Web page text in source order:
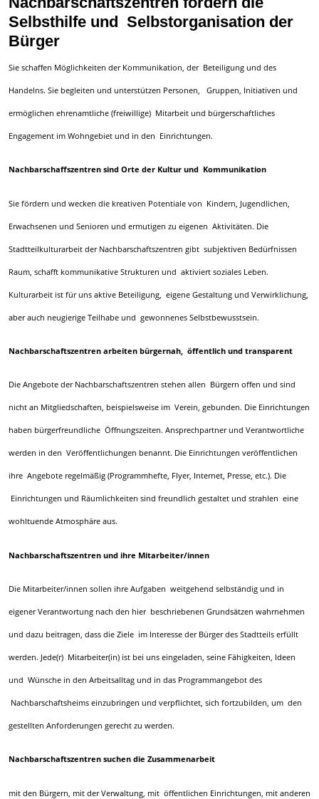
Selbsthilfe und Selbstorganisation der
Bürger
Sie schaffen Möglichkeiten der Kommunikation, der Beteiligung und des
Handelns. Sie begleiten und unterstützen Personen, Gruppen, Initiativen und
ermöglichen ehrenamtliche (freiwillige) Mitarbeit und bürgerschaftliches
Engagement im Wohngebiet und in den Einrichtungen.
Nachbarschaffszentren sind Orte der Kultur und Kommunikation
Sie fördern und wecken die kreativen Potentiale von Kindern, Jugendlichen,
Erwachsenen und Senioren und ermutigen zu eigenen Aktivitäten. Die
Stadtteilkulturarbeit der Nachbarschaftszentren gibt subjektiven Bedürfnissen
Raum, schafft kommunikative Strukturen und aktiviert soziales Leben.
Kulturarbeit ist für uns aktive Beteiligung, eigene Gestaltung und Verwirklichung,
aber auch neugierige Teilhabe und gewonnenes Selbstbewusstsein.
Nachbarschaftszentren arbeiten bürgernah, öffentlich und transparent
Die Angebote der Nachbarschaftszentren stehen allen Bürgern offen und sind
nicht an Mitgliedschaften, beispielsweise im Verein, gebunden. Die Einrichtungen
haben bürgerfreundliche Öffnungszeiten. Ansprechpartner und Verantwortliche
werden in den Veröffentlichungen benannt. Die Einrichtungen veröffentlichen
ihre Angebote regelmäßig (Programmhefte, Flyer, Internet, Presse, etc.). Die
Einrichtungen und Räumlichkeiten sind freundlich gestaltet und strahlen eine
wohltuende Atmosphäre aus.
Nachbarschaftszentren und ihre Mitarbeiter/innen
Die Mitarbeiter/innen sollen ihre Aufgaben weitgehend selbständig und in
eigener Verantwortung nach den hier beschriebenen Grundsätzen wahrnehmen
und dazu beitragen, dass die Ziele im Interesse der Bürger des Stadtteils erfüllt
werden. Jede(r) Mitarbeiter(in) ist bei uns eingeladen, seine Fähigkeiten, Ideen
und Wünsche in den Arbeitsalltag und in das Programmangebot des
Nachbarschaftsheims einzubringen und verpflichtet, sich fortzubilden, um den
gestellten Anforderungen gerecht zu werden.
Nachbarschaftszentren suchen die Zusammenarbeit
mit den Bürgern, mit der Verwaltung, mit öffentlichen Einrichtungen, mit anderen